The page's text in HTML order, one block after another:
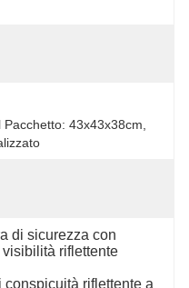
43x43x38cm,
di sicurezza con
visibilità riflettente
conspicuità riflettente a